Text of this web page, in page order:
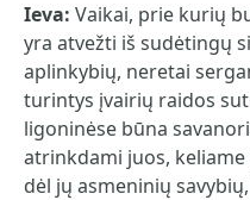
Ieva: Vaikai, prie kurių
yra atvežti iš sudėtingų
aplinkybių, neretai
turintys įvairių raidos
ligoninėse būna
atrinkdami juos,
dėl jų asmeninių